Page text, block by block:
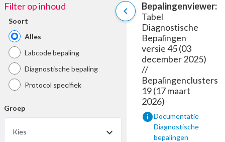
chevron_left
Filter op inhoud
Soort
Alles
Labcode bepaling
Diagnostische bepaling
Protocol specifiek
Groep
Kies
Bepalingenviewer:
Tabel
Diagnostische
Bepalingen
versie 45 (03
december 2025)
//
Bepalingenclusters
19 (17 maart
2026)
infoDocumentatie
Diagnostische
bepalingen